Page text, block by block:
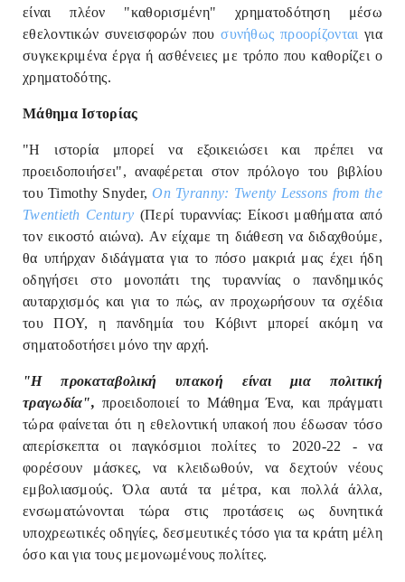
είναι πλέον "καθορισμένη" χρηματοδότηση μέσω
εθελοντικών συνεισφορών πουσυνήθως προορίζονταιγια
συγκεκριμένα έργα ή ασθένειες με τρόπο που καθορίζει ο
χρηματοδότης.
Μάθημα Ιστορίας
"Η ιστορία μπορεί να εξοικειώσει και πρέπει να
προειδοποιήσει", αναφέρεται στον πρόλογο του βιβλίου
του Timothy Snyder,On Tyranny: Twenty Lessons from the
Twentieth Century (Περί τυραννίας: Είκοσι μαθήματα από
τον εικοστό αιώνα). Αν είχαμε τη διάθεση να διδαχθούμε,
θα υπήρχαν διδάγματα για το πόσο μακριά μας έχει ήδη
οδηγήσει στο μονοπάτι της τυραννίας ο πανδημικός
αυταρχισμός και για το πώς, αν προχωρήσουν τα σχέδια
του ΠΟΥ, η πανδημία του Κόβιντ μπορεί ακόμη να
σηματοδοτήσει μόνο την αρχή.
"Η προκαταβολική υπακοή είναι μια πολιτική
τραγωδία",προειδοποιεί το Μάθημα Ένα, και πράγματι
τώρα φαίνεται ότι η εθελοντική υπακοή που έδωσαν τόσο
απερίσκεπτα οι παγκόσμιοι πολίτες το 2020-22 - να
φορέσουν μάσκες, να κλειδωθούν, να δεχτούν νέους
εμβολιασμούς. Όλα αυτά τα μέτρα, και πολλά άλλα,
ενσωματώνονται τώρα στις προτάσεις ως δυνητικά
υποχρεωτικές οδηγίες, δεσμευτικές τόσο για τα κράτη μέλη
όσο και για τους μεμονωμένους πολίτες.